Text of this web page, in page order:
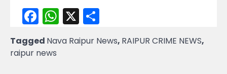
Facebook
WhatsApp
X
Tagged Nava Raipur News, RAIPUR CRIME NEWS,
raipur news